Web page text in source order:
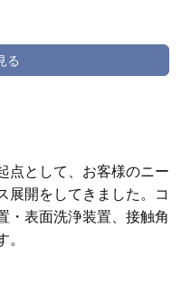
る
点として、お客様のニー
展開をしてきました。コ
・表面洗浄装置、接触角